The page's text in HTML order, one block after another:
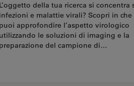
L’oggetto della tua ricerca si concentra
infezioni e malattie virali? Scopri in
puoi approfondire l’aspetto virologico
utilizzando le soluzioni di imaging e la
preparazione del campione di…